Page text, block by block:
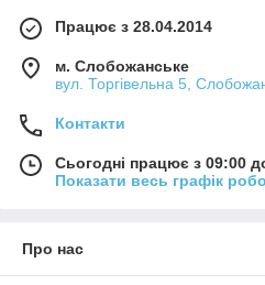
Працює з 28.04.2014
м. Слобожанське
вул. Торгівельна 5,
Контакти
Сьогодні працює з 09:00
Показати весь графік
Про нас